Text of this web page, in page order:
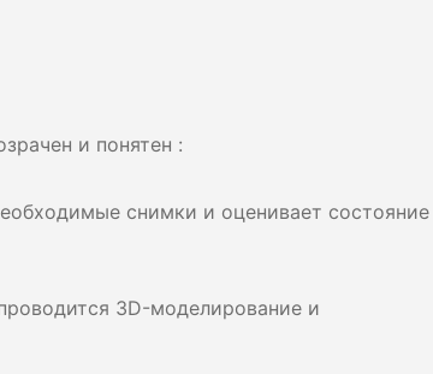
и понятен :
снимки и оценивает состояние
3D-моделирование и